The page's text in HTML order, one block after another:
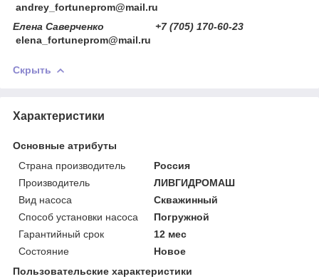
andrey_fortuneprom@mail.ru
Елена Саверченко +7 (705) 170-60-23
elena_fortuneprom@mail.ru
Скрыть
Характеристики
Основные атрибуты
Страна производитель
Россия
Производитель
ЛИВГИДРОМАШ
Вид насоса
Скважинный
Способ установки насоса
Погружной
Гарантийный срок
12 мес
Состояние
Новое
Пользовательские характеристики